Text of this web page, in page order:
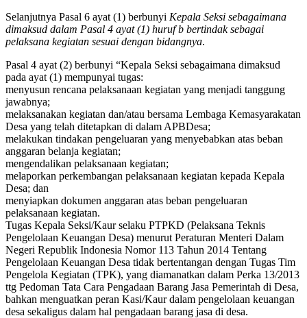
Selanjutnya Pasal 6 ayat (1) berbunyi Kepala Seksi sebagaimana
dimaksud dalam Pasal 4 ayat (1) huruf b bertindak sebagai
pelaksana kegiatan sesuai dengan bidangnya.
Pasal 4 ayat (2) berbunyi “Kepala Seksi sebagaimana dimaksud
pada ayat (1) mempunyai tugas:
menyusun rencana pelaksanaan kegiatan yang menjadi tanggung
jawabnya;
melaksanakan kegiatan dan/atau bersama Lembaga Kemasyarakatan
Desa yang telah ditetapkan di dalam APBDesa;
melakukan tindakan pengeluaran yang menyebabkan atas beban
anggaran belanja kegiatan;
mengendalikan pelaksanaan kegiatan;
melaporkan perkembangan pelaksanaan kegiatan kepada Kepala
Desa; dan
menyiapkan dokumen anggaran atas beban pengeluaran
pelaksanaan kegiatan.
Tugas Kepala Seksi/Kaur selaku PTPKD (Pelaksana Teknis
Pengelolaan Keuangan Desa) menurut Peraturan Menteri Dalam
Negeri Republik Indonesia Nomor 113 Tahun 2014 Tentang
Pengelolaan Keuangan Desa tidak bertentangan dengan Tugas Tim
Pengelola Kegiatan (TPK), yang diamanatkan dalam Perka 13/2013
ttg Pedoman Tata Cara Pengadaan Barang Jasa Pemerintah di Desa,
bahkan menguatkan peran Kasi/Kaur dalam pengelolaan keuangan
desa sekaligus dalam hal pengadaan barang jasa di desa.